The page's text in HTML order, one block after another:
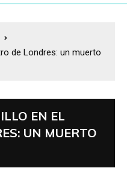
de Londres: un muerto
EN EL
UN MUERTO